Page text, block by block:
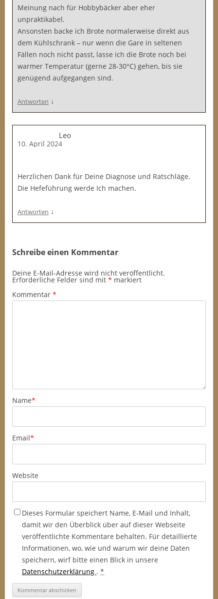
Meinung nach für Hobbybäcker aber eher
unpraktikabel.
Ansonsten backe ich Brote normalerweise direkt aus
dem Kühlschrank – nur wenn die Gare in seltenen
Fällen noch nicht passt, lasse ich die Brote noch bei
warmer Temperatur (gerne 28-30°C) gehen, bis sie
genügend aufgegangen sind.
Antworten ↓
Leo
10. April 2024
Herzlichen Dank für Deine Diagnose und Ratschläge.
Die Hefeführung werde Ich machen.
Antworten ↓
Schreibe einen Kommentar
Deine E-Mail-Adresse wird nicht veröffentlicht.
Erforderliche Felder sind mit * markiert
Kommentar *
Name*
Email*
Website
Dieses Formular speichert Name, E-Mail und Inhalt,
damit wir den Überblick über auf dieser Webseite
veröffentlichte Kommentare behalten. Für detaillierte
Informationen, wo, wie und warum wir deine Daten
speichern, wirf bitte einen Blick in unsere
Datenschutzerklärung . *